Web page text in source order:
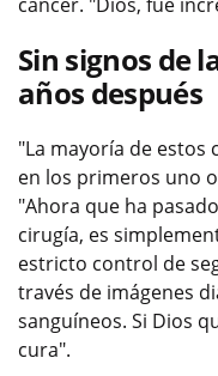
Sin signos de
años después
"La mayoría de estos
en los primeros uno
"Ahora que ha
cirugía, es
estricto control de
través de imágenes
sanguíneos. Si Dios
cura".